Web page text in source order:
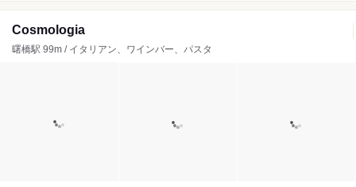
Cosmologia
曙橋駅 99m / イタリアン、ワインバー、パスタ